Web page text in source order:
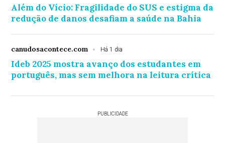
Além do Vício: Fragilidade do SUS e estigma da
redução de danos desafiam a saúde na Bahia
canudosacontece.com Há 1 dia
Ideb 2025 mostra avanço dos estudantes em
português, mas sem melhora na leitura crítica
PUBLICIDADE